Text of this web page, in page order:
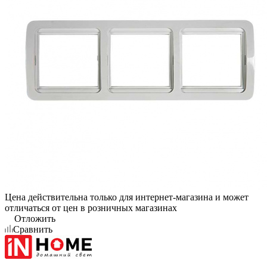
Цена действительна только для интернет-магазина и может
отличаться от цен в розничных магазинах
Отложить
Сравнить